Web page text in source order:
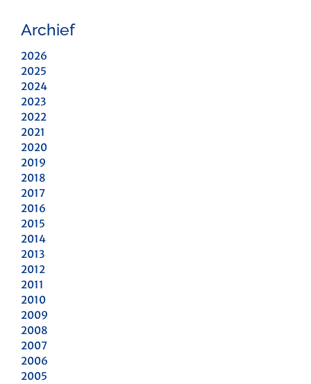
Archief
2026
2025
2024
2023
2022
2021
2020
2019
2018
2017
2016
2015
2014
2013
2012
2011
2010
2009
2008
2007
2006
2005